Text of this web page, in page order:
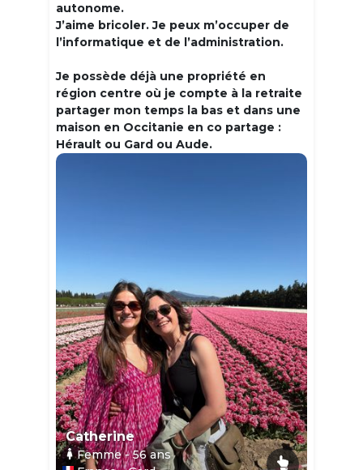
autonome.
J’aime bricoler. Je peux m’occuper de
l’informatique et de l’administration.
Je possède déjà une propriété en
région centre où je compte à la retraite
partager mon temps la bas et dans une
maison en Occitanie en co partage :
Hérault ou Gard ou Aude.
Catherine
Femme- 56ans